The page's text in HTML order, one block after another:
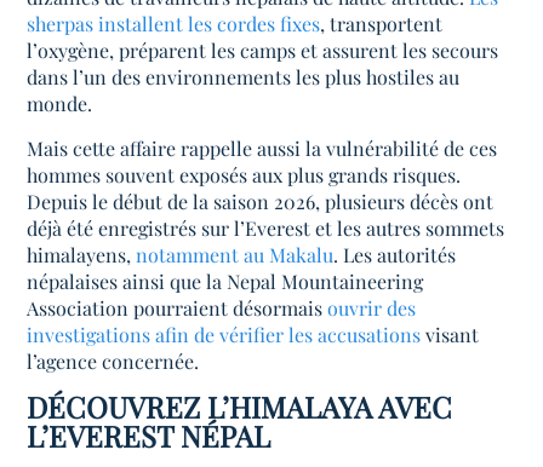
sherpas installent les cordes fixes, transportent
l’oxygène, préparent les camps et assurent les secours
dans l’un des environnements les plus hostiles au
monde.
Mais cette affaire rappelle aussi la vulnérabilité de ces
hommes souvent exposés aux plus grands risques.
Depuis le début de la saison 2026, plusieurs décès ont
déjà été enregistrés sur l’Everest et les autres sommets
himalayens, notamment au Makalu. Les autorités
népalaises ainsi que la Nepal Mountaineering
Association pourraient désormaisouvrir des
investigations afin de vérifier les accusationsvisant
l’agence concernée.
DÉCOUVREZ L’HIMALAYA AVEC
L’EVEREST NÉPAL